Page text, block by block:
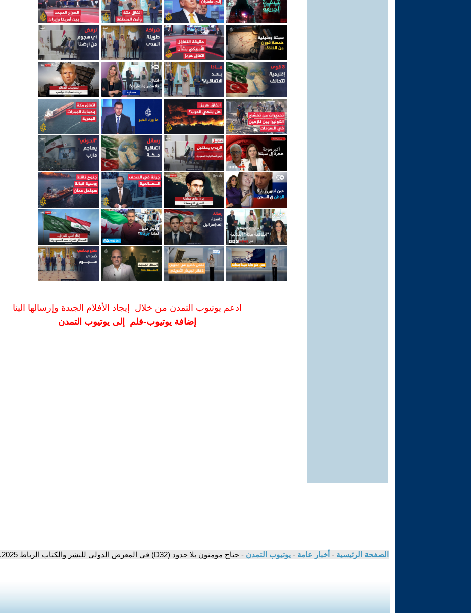
ادعم يوتيوب التمدن من خلال إيجاد الأفلام الجيدة وإرسالها الينا
إضافة يوتيوب-فلم إلى يوتيوب التمدن
الصفحة الرئيسية - أخبار عامة - يوتيوب التمدن - جناح مؤمنون بلا حدود (D32) في المعرض الدولي للنشر والكتاب الرباط 2025.